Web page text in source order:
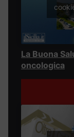
La Buona
oncologica